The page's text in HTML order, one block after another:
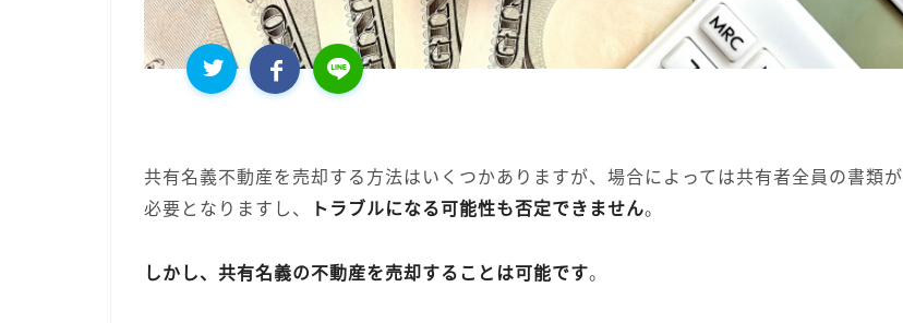
共有名義不動産を売却する方法はいくつかありますが、場合によっては共有者全員の書類が
必要となりますし、
トラブルになる可能性も否定できません。
しかし、共有名義の不動産を売却することは可能です。